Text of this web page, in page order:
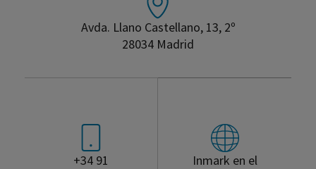
Avda. Llano Castellano, 13, 2º
28034 Madrid
+34 91
Inmark en el